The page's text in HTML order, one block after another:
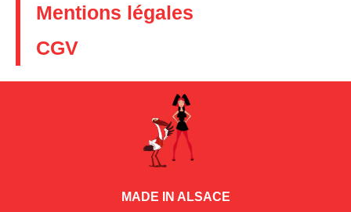
Mentions légales
CGV
MADE IN ALSACE